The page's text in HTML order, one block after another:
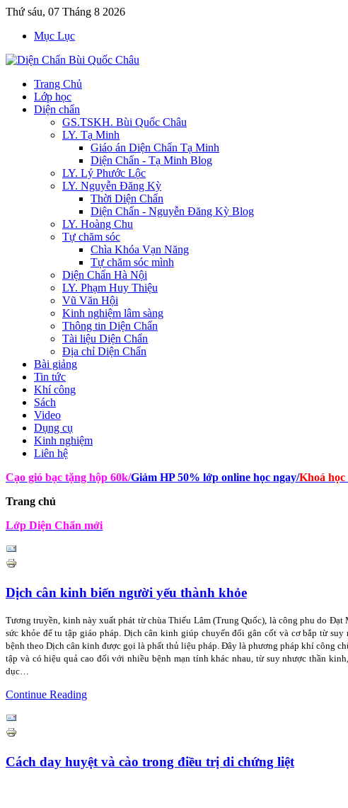
Thứ sáu, 07 Tháng 8 2026
Mục Lục
Trang Chủ
Lớp học
Diện chẩn
GS.TSKH. Bùi Quốc Châu
LY. Tạ Minh
Giáo án Diện Chẩn Tạ Minh
Diện Chẩn - Tạ Minh Blog
LY. Lý Phước Lộc
LY. Nguyễn Đăng Kỳ
Thời Diện Chẩn
Diện Chẩn - Nguyễn Đăng Kỳ Blog
LY. Hoàng Chu
Tự chăm sóc
Chìa Khóa Vạn Năng
Tự chăm sóc mình
Diện Chẩn Hà Nội
LY. Phạm Huy Thiệu
Vũ Văn Hội
Kinh nghiệm lâm sàng
Thông tin Diện Chẩn
Tài liệu Diện Chẩn
Địa chỉ Diện Chẩn
Bài giảng
Tin tức
Khí công
Sách
Video
Dụng cụ
Kinh nghiệm
Liên hệ
Cạo gió bạc tặng hộp 60k/Giảm HP 50% lớp online học ngay/Khoá học
Trang chủ
Lớp Diện Chẩn mới
Dịch cân kinh biến người yếu thành khỏe
Tương truyền, kinh này xuất phát từ chùa Thiếu Lâm (Trung Quốc), là công phu do Đạt
sức khỏe để tu tập giáo pháp. Dịch cân kinh giúp chuyển đổi gân cốt và cơ bắp từ suy
bệnh theo Dịch cân kinh được gọi là phất thủ liệu pháp. Đây là phương pháp khí công
tập và có hiệu quả cao đối với nhiều bệnh mạn tính khác nhau, từ suy nhược thần
dục…
Continue Reading
Cách day huyệt và cào trong điều trị di chứng liệt